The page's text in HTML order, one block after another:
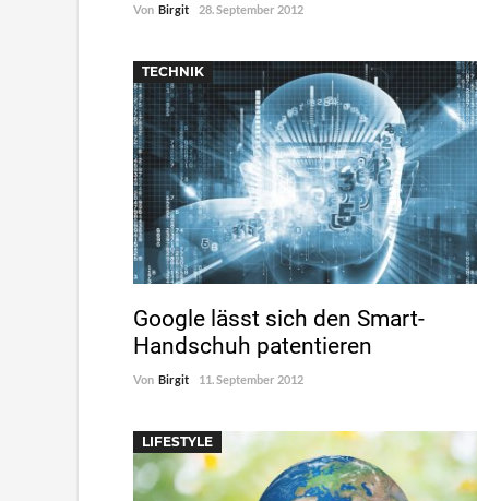
Von Birgit 28. September 2012
TECHNIK
Google lässt sich den Smart-
Handschuh patentieren
Von Birgit 11. September 2012
LIFESTYLE